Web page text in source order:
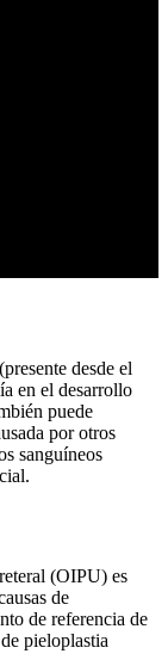
desde el
en el desarrollo
puede
por otros
sanguíneos
(OIPU) es
de
de referencia de
pieloplastia